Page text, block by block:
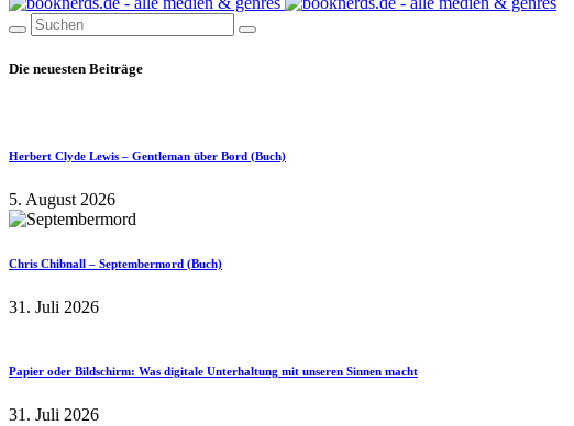
Die neuesten Beiträge
Herbert Clyde Lewis – Gentleman über Bord (Buch)
5. August 2026
Chris Chibnall – Septembermord (Buch)
31. Juli 2026
Papier oder Bildschirm: Was digitale Unterhaltung mit unseren Sinnen macht
31. Juli 2026